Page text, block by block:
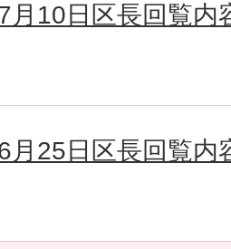
月10日区長回覧
月25日区長回覧